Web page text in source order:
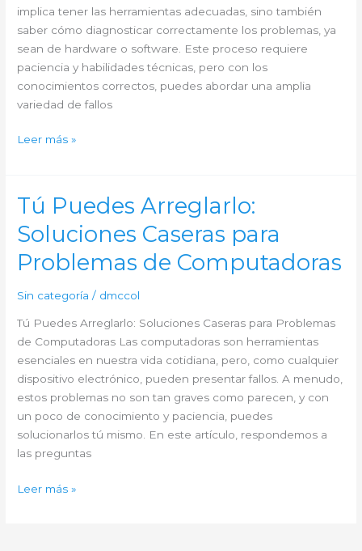
implica tener las herramientas adecuadas, sino también
saber cómo diagnosticar correctamente los problemas, ya
sean de hardware o software. Este proceso requiere
paciencia y habilidades técnicas, pero con los
conocimientos correctos, puedes abordar una amplia
variedad de fallos
El
Reparar
PCs:
Diagnóstico
Reparación
Hardware
y
Software
Leer más »
Tú Puedes Arreglarlo:
Soluciones Caseras para
Problemas de Computadoras
Sin categoría / dmccol
Tú Puedes Arreglarlo: Soluciones Caseras para Problemas
de Computadoras Las computadoras son herramientas
esenciales en nuestra vida cotidiana, pero, como cualquier
dispositivo electrónico, pueden presentar fallos. A menudo,
estos problemas no son tan graves como parecen, y con
un poco de conocimiento y paciencia, puedes
solucionarlos tú mismo. En este artículo, respondemos a
las preguntas
Tú
Leer más »